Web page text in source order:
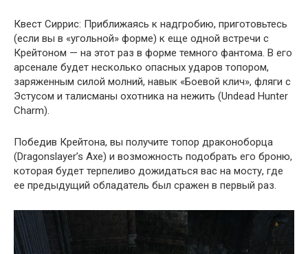
Квест Сиррис: Приближаясь к надгробию, приготовьтесь
(если вы в «угольной» форме) к еще одной встречи с
Крейтоном — на этот раз в форме темного фантома. В его
арсенале будет несколько опасных ударов топором,
заряженным силой молний, навык «Боевой клич», фляги с
Эстусом и талисманы охотника на нежить (Undead Hunter
Charm).
Победив Крейтона, вы получите топор драконоборца
(Dragonslayer’s Axe) и возможность подобрать его броню,
которая будет терпеливо дожидаться вас на мосту, где
ее предыдущий обладатель был сражен в первый раз.